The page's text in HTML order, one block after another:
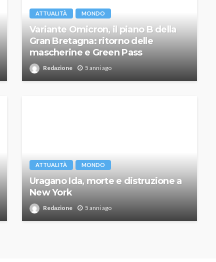
ATTUALITÀ MONDO
Variante Omicron, il piano B della
Gran Bretagna: ritorno delle
mascherine e Green Pass
Redazione 5 anni ago
ATTUALITÀ MONDO
Uragano Ida, morte e distruzione a
New York
Redazione 5 anni ago